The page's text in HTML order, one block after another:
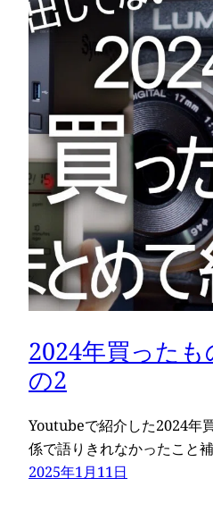
2024年買ったも
の2
Youtubeで紹介した2024年
係で語りきれなかったこと
2025年1月11日